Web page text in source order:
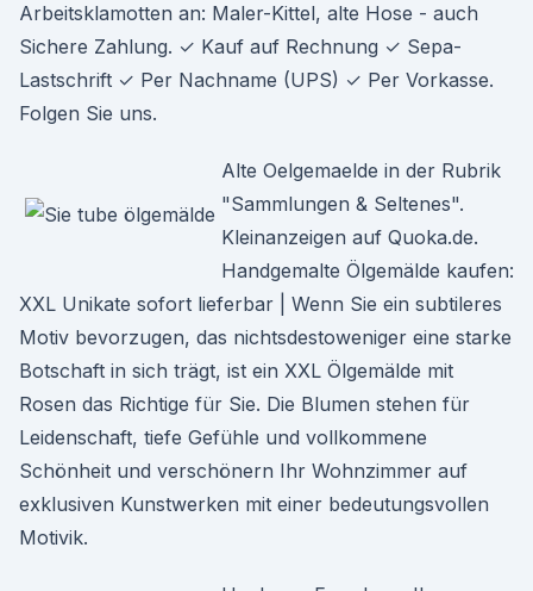
Arbeitsklamotten an: Maler-Kittel, alte Hose - auch
Sichere Zahlung. ✓ Kauf auf Rechnung ✓ Sepa-
Lastschrift ✓ Per Nachname (UPS) ✓ Per Vorkasse.
Folgen Sie uns.
Alte Oelgemaelde in der Rubrik
"Sammlungen & Seltenes".
Kleinanzeigen auf Quoka.de.
Handgemalte Ölgemälde kaufen:
XXL Unikate sofort lieferbar | Wenn Sie ein subtileres
Motiv bevorzugen, das nichtsdestoweniger eine starke
Botschaft in sich trägt, ist ein XXL Ölgemälde mit
Rosen das Richtige für Sie. Die Blumen stehen für
Leidenschaft, tiefe Gefühle und vollkommene
Schönheit und verschönern Ihr Wohnzimmer auf
exklusiven Kunstwerken mit einer bedeutungsvollen
Motivik.